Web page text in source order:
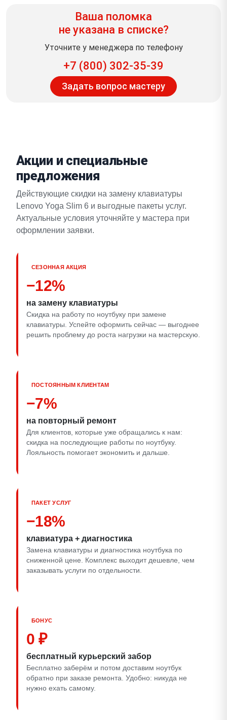
Ваша поломка
не указана в списке?
Уточните у менеджера по телефону
+7 (800) 302-35-39
Задать вопрос мастеру
Акции и специальные
предложения
Действующие скидки на замену клавиатуры
Lenovo Yoga Slim 6 и выгодные пакеты услуг.
Актуальные условия уточняйте у мастера при
оформлении заявки.
СЕЗОННАЯ АКЦИЯ
−12%
на замену клавиатуры
Скидка на работу по ноутбуку при замене
клавиатуры. Успейте оформить сейчас — выгоднее
решить проблему до роста нагрузки на мастерскую.
ПОСТОЯННЫМ КЛИЕНТАМ
−7%
на повторный ремонт
Для клиентов, которые уже обращались к нам:
скидка на последующие работы по ноутбуку.
Лояльность помогает экономить и дальше.
ПАКЕТ УСЛУГ
−18%
клавиатура + диагностика
Замена клавиатуры и диагностика ноутбука по
сниженной цене. Комплекс выходит дешевле, чем
заказывать услуги по отдельности.
БОНУС
0 ₽
бесплатный курьерский забор
Бесплатно заберём и потом доставим ноутбук
обратно при заказе ремонта. Удобно: никуда не
нужно ехать самому.